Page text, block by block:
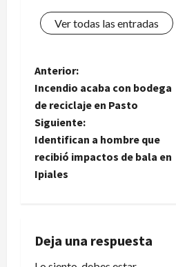
Ver todas las entradas
N
a
v
e
c
Anterior:
Incendio acaba con bodega
de reciclaje en Pasto
Siguiente:
Identifican a hombre que
recibió impactos de bala en
Ipiales
Deja una respuesta